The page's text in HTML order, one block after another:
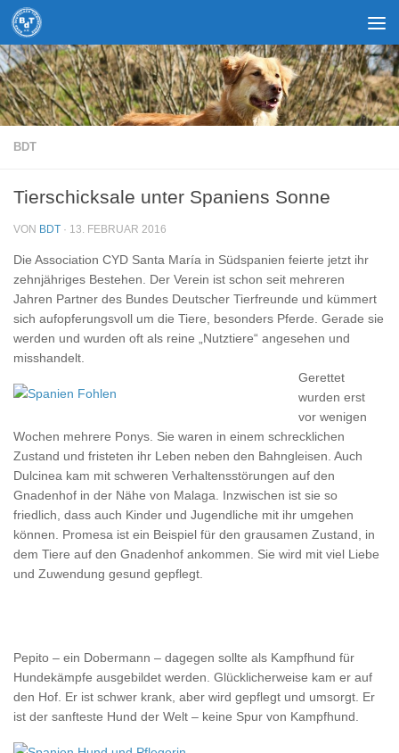
Zum Inhalt springen
BDT
Tierschicksale unter Spaniens Sonne
VON BDT · 13. FEBRUAR 2016
Die Association CYD Santa María in Südspanien feierte jetzt ihr
zehnjähriges Bestehen. Der Verein ist schon seit mehreren
Jahren Partner des Bundes Deutscher Tierfreunde und kümmert
sich aufopferungsvoll um die Tiere, besonders Pferde. Gerade sie
werden und wurden oft als reine „Nutztiere“ angesehen und
misshandelt.
Gerettet
wurden erst
vor wenigen
Wochen mehrere Ponys. Sie waren in einem schrecklichen
Zustand und fristeten ihr Leben neben den Bahngleisen. Auch
Dulcinea kam mit schweren Verhaltensstörungen auf den
Gnadenhof in der Nähe von Malaga. Inzwischen ist sie so
friedlich, dass auch Kinder und Jugendliche mit ihr umgehen
können. Promesa ist ein Beispiel für den grausamen Zustand, in
dem Tiere auf den Gnadenhof ankommen. Sie wird mit viel Liebe
und Zuwendung gesund gepflegt.
Pepito – ein Dobermann – dagegen sollte als Kampfhund für
Hundekämpfe ausgebildet werden. Glücklicherweise kam er auf
den Hof. Er ist schwer krank, aber wird gepflegt und umsorgt. Er
ist der sanfteste Hund der Welt – keine Spur von Kampfhund.